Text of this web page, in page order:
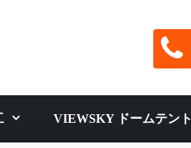
VIEWSKY ドームテント